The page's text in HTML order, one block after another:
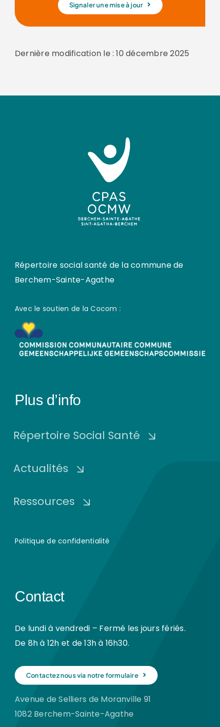
Signaler une mise à jour
Dernière modification le : 10 décembre 2025
Répertoire social santé de la commune de
Berchem-Sainte-Agathe
Avec le soutien de la Cocom :
Plus d’info
Répertoire Social Santé
Actualités
Ressources
Politique de confidentialité
Contact
De lundi à vendredi – Fermé les jours fériés.
De 8h à 12h et de 13h à 16h30.
Contactez nous via notre formulaire
Avenue de Selliers de Moranville 91
1082 Berchem-Sainte-Agathe